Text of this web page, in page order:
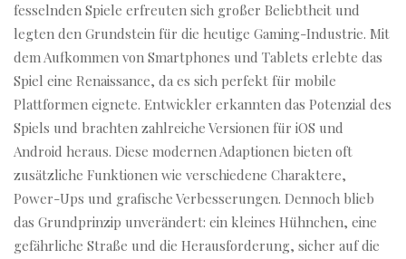
fesselnden Spiele erfreuten sich großer Beliebtheit und
legten den Grundstein für die heutige Gaming-Industrie. Mit
dem Aufkommen von Smartphones und Tablets erlebte das
Spiel eine Renaissance, da es sich perfekt für mobile
Plattformen eignete. Entwickler erkannten das Potenzial des
Spiels und brachten zahlreiche Versionen für iOS und
Android heraus. Diese modernen Adaptionen bieten oft
zusätzliche Funktionen wie verschiedene Charaktere,
Power-Ups und grafische Verbesserungen. Dennoch blieb
das Grundprinzip unverändert: ein kleines Hühnchen, eine
gefährliche Straße und die Herausforderung, sicher auf die